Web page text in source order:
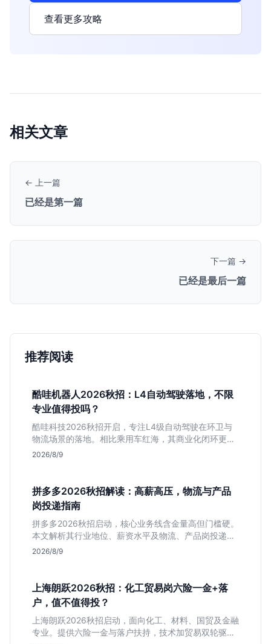
查看更多攻略
相关文章
← 上一篇
已经是第一篇
下一篇 →
已经是最后一篇
推荐阅读
酷哇机器人2026秋招：L4自动驾驶落地，不限
专业值得投吗？
酷哇科技2026秋招开启，专注L4级自动驾驶在环卫与
物流场景的落地。相比乘用车红海，其商业化闭环更清
晰，现金流相对健康。本文解读其业务模式、岗位稳定
2026/8/9
拼多多2026秋招解读：高薪高压，物流与产品
岗投递指南
拼多多2026秋招启动，核心业务线含金量高但门槛硬。
本文解析其行业地位、薪资水平及物流、产品岗投递策
略，助你判断是否适合这种高强度职业起步。
2026/8/9
上海朗跃2026秋招：化工贸易岗六险一金+落
户，值不值得投？
上海朗跃2026秋招启动，面向化工、材料、国贸及金融
专业。提供六险一金与落户扶持，技术加贸易双轮驱动